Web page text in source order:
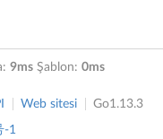
9msŞablon: 0ms
Web sitesi Go1.13.3
-1